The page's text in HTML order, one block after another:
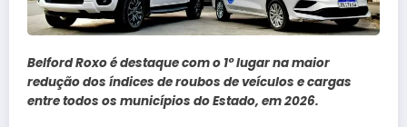
Belford Roxo é destaque com o 1º lugar na maior
redução dos índices de roubos de veículos e cargas
entre todos os municípios do Estado, em 2026.